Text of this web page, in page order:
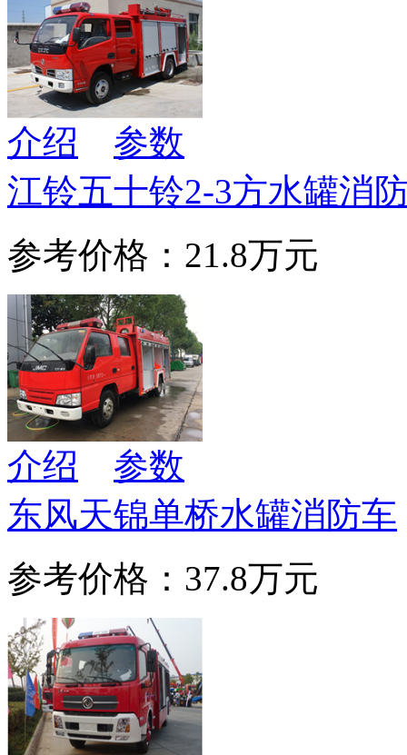
介绍
参数
江铃五十铃2-3方水罐消
参考价格：21.8万元
介绍
参数
东风天锦单桥水罐消防车
参考价格：37.8万元